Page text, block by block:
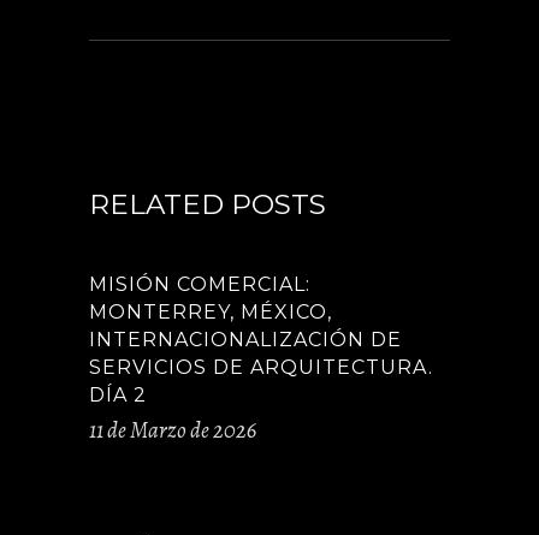
RELATED POSTS
MISIÓN COMERCIAL:
MONTERREY, MÉXICO,
INTERNACIONALIZACIÓN DE
SERVICIOS DE ARQUITECTURA.
DÍA 2
11 de Marzo de 2026